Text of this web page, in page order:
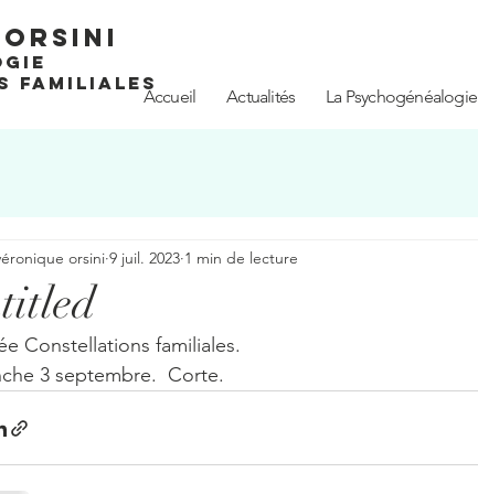
FAMILIALES
Accueil Actualités La Psychogénéalogie
orsini 9 juil. 2023 1 min de lecture
Constellations familiales.
3 septembre.  Corte.